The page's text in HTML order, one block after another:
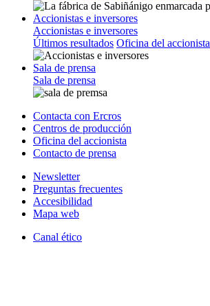
Accionistas e inversores
Accionistas e inversores
Últimos resultados Oficina del accionista
Sala de prensa
Sala de prensa
Contacta con Ercros
Centros de producción
Oficina del accionista
Contacto de prensa
Newsletter
Preguntas frecuentes
Accesibilidad
Mapa web
Canal ético